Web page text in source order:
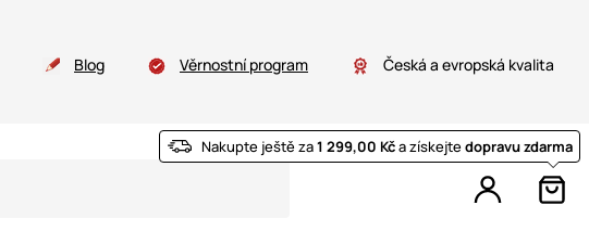
Blog Věrnostní program
Česká a evropská kvalita
Nakupte ještě za1 299,00 Kča získejtedopravu zdarma